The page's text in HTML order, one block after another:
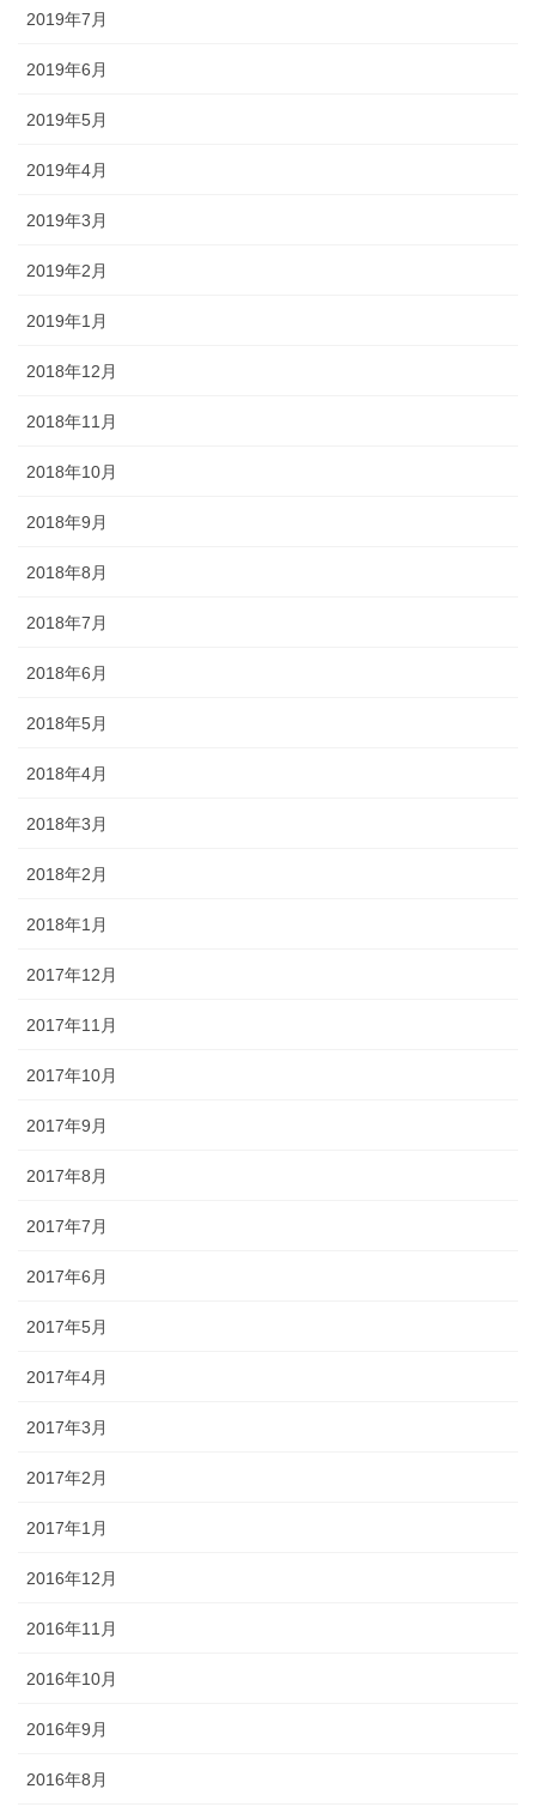
2019年7月
2019年6月
2019年5月
2019年4月
2019年3月
2019年2月
2019年1月
2018年12月
2018年11月
2018年10月
2018年9月
2018年8月
2018年7月
2018年6月
2018年5月
2018年4月
2018年3月
2018年2月
2018年1月
2017年12月
2017年11月
2017年10月
2017年9月
2017年8月
2017年7月
2017年6月
2017年5月
2017年4月
2017年3月
2017年2月
2017年1月
2016年12月
2016年11月
2016年10月
2016年9月
2016年8月